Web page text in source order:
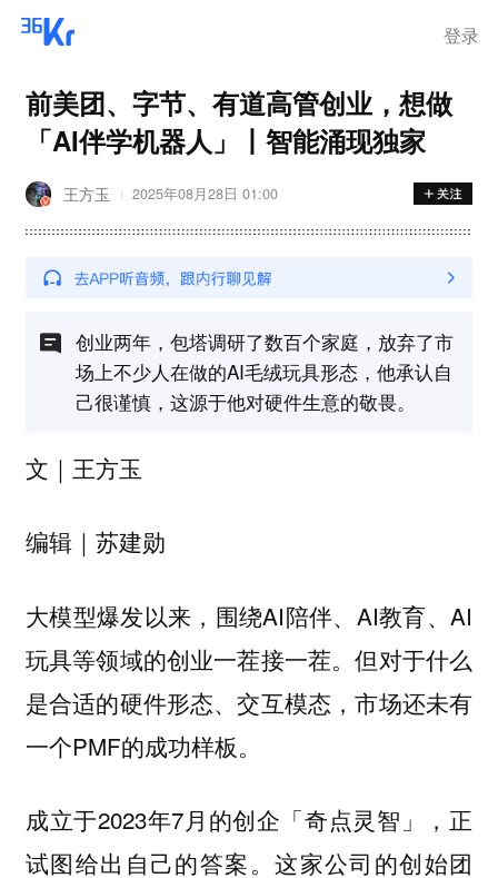
登录
前美团、字节、有道高管创业，想做
「AI伴学机器人」丨智能涌现独家
王方玉 2025年08月28日 01:00
创业两年，包塔调研了数百个家庭，放弃了市
场上不少人在做的AI毛绒玩具形态，他承认自
己很谨慎，这源于他对硬件生意的敬畏。
文｜王方玉
编辑｜苏建勋
大模型爆发以来，围绕AI陪伴、AI教育、AI
玩具等领域的创业一茬接一茬。但对于什么
是合适的硬件形态、交互模态，市场还未有
一个PMF的成功样板。
成立于2023年7月的创企「奇点灵智」，正
试图给出自己的答案。这家公司的创始团